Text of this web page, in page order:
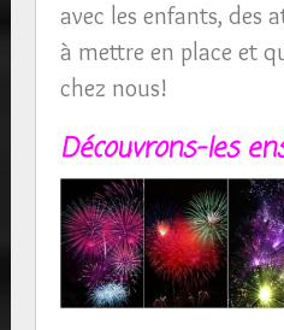
avec les enfants, des
à mettre en place et
chez nous!
Découvrons-les